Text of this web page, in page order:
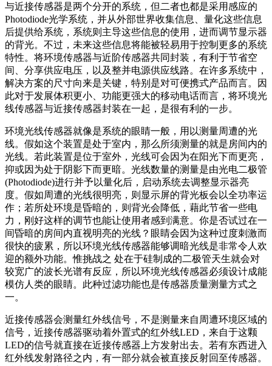
与近接传感器是两个分开的系统，但二者也都是采用感应的
Photodiode光学系统，并从外部世界收集信息、量化这些信息
后提供给系统，系统则主导这些信息的使用，进而调节显示器
的背光。不过，未来这些信息将能被轻易用于控制更多的系统
特性。将环境传感器与近阶传感器共同封装，有利于节省空
间、分享供应电压，以及整并电源供应线路。在许多系统中，
解决方案的尺寸向来是关键，特别是对可便携式产品而言。因
此对于发展体积更小、功能更强大的移动电话而言，将环境光
线传感器与近接传感器封装在一起，是很有利的一步。
环境光线传感器就像是系统的眼睛一般，用以测量周遭的光
线。假如这个装置是处于室内，那么所须测量的就是房间内的
光线。若此装置是位于室外，光线可会因为在阳光下而更亮，
抑或因为处于阴影下而更暗。光线数量的测量是由光电二极管
(Photodiode)进行并予以量化后，启动系统去调整显示器亮
度。假如周遭的光线很明亮，则显示屏的背光板会以全功率运
作；若所处环境是昏暗的，则背光会降低，藉此节省一些电
力，刚好这样的调节也能让使用者感到满意。你是否试过在一
间昏暗的房间内直视明亮的光线？眼睛会因为这种过度刺激而
很快的疲累，所以环境光线传感器能够调暗光线是非常令人欢
迎的额外功能。惟挑战之 处在于硅制成的二极管天生就会对
较宽广的波长光谱有反应，所以环境光线传感器必须设计成能
模仿人类的眼睛。此种过滤功能也是传感器质量测量方式之
一。
近接传感器会测量红外线信号，不是测量来自周遭环境区域的
信号，近接传感器驱动着外置式的红外线LED，来自于这颗
LED的信号就直接在近接传感器上方发射出去。若有东西进入
红外线发射路径之内，有一部分就会被直接反射回至传感器。